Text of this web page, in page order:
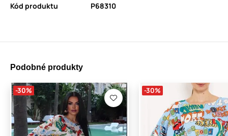
Kód produktu
P68310
Podobné produkty
-30% -30%